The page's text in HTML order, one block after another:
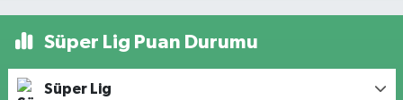
Süper Lig Puan Durumu
Süper Lig